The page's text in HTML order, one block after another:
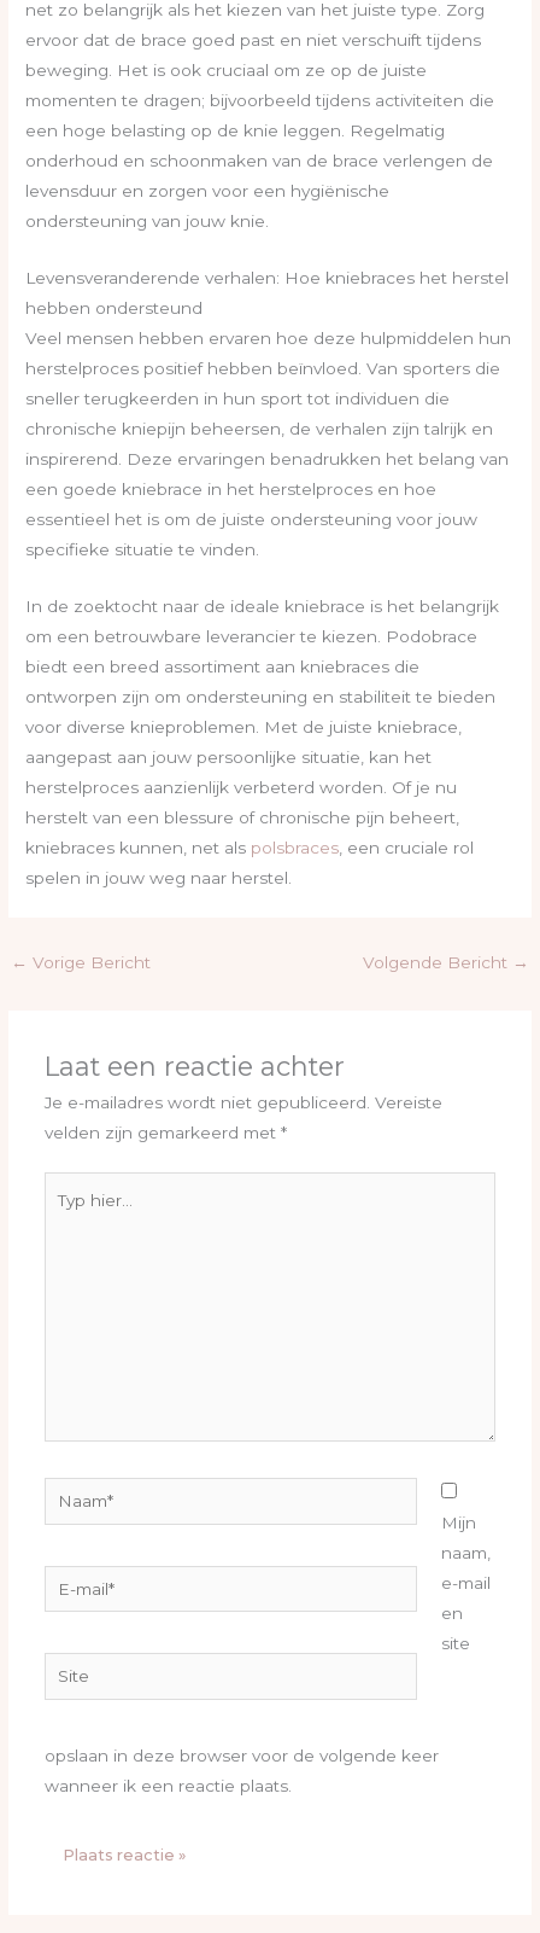
net zo belangrijk als het kiezen van het juiste type. Zorg
ervoor dat de brace goed past en niet verschuift tijdens
beweging. Het is ook cruciaal om ze op de juiste
momenten te dragen; bijvoorbeeld tijdens activiteiten die
een hoge belasting op de knie leggen. Regelmatig
onderhoud en schoonmaken van de brace verlengen de
levensduur en zorgen voor een hygiënische
ondersteuning van jouw knie.
Levensveranderende verhalen: Hoe kniebraces het herstel
hebben ondersteund
Veel mensen hebben ervaren hoe deze hulpmiddelen hun
herstelproces positief hebben beïnvloed. Van sporters die
sneller terugkeerden in hun sport tot individuen die
chronische kniepijn beheersen, de verhalen zijn talrijk en
inspirerend. Deze ervaringen benadrukken het belang van
een goede kniebrace in het herstelproces en hoe
essentieel het is om de juiste ondersteuning voor jouw
specifieke situatie te vinden.
In de zoektocht naar de ideale kniebrace is het belangrijk
om een betrouwbare leverancier te kiezen. Podobrace
biedt een breed assortiment aan kniebraces die
ontworpen zijn om ondersteuning en stabiliteit te bieden
voor diverse knieproblemen. Met de juiste kniebrace,
aangepast aan jouw persoonlijke situatie, kan het
herstelproces aanzienlijk verbeterd worden. Of je nu
herstelt van een blessure of chronische pijn beheert,
kniebraces kunnen, net als polsbraces , een cruciale rol
spelen in jouw weg naar herstel.
← Vorige Bericht Volgende Bericht →
Laat een reactie achter
Je e-mailadres wordt niet gepubliceerd. Vereiste
velden zijn gemarkeerd met *
hier...
Naam*
mail*
Site
Mijn
naam,
e-mail
en
site
opslaan in deze browser voor de volgende keer
wanneer ik een reactie plaats.